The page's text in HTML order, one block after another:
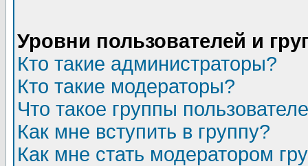
Уровни пользователей и
Кто такие администраторы?
Кто такие модераторы?
Что такое группы
Как мне вступить в группу?
Как мне стать модератором